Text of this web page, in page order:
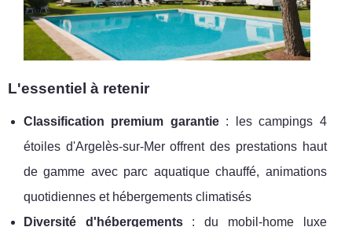
L'essentiel à retenir
Classification premium garantie: les campings 4
étoiles d'Argelès-sur-Mer offrent des prestations haut
de gamme avec parc aquatique chauffé, animations
quotidiennes et hébergements climatisés
Diversité d'hébergements: du mobil-home luxe